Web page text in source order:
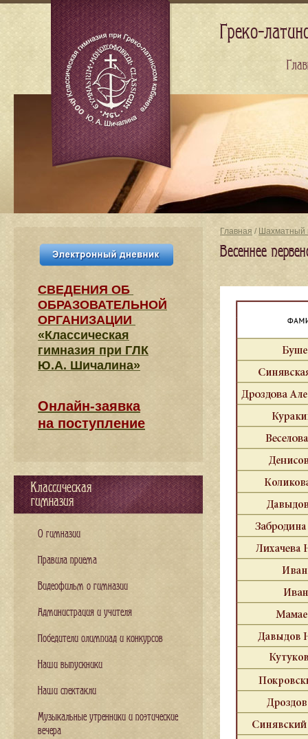
Главная / Шахматный
Весеннее
СВЕДЕНИЯ​ ОБ
ОБРАЗОВАТЕЛЬНОЙ
ОРГАНИЗАЦИИ
«Классическая
гимназия при ГЛК
Ю.А. Шичалина»
Онлайн-заявка
на поступление
Классическая
гимназия
О гимназии
Правила приема
Видеофильм о гимназии
Администрация и учителя
Победители олимпиад и конкурсов
Наши выпускники
Наши спектакли
Музыкальные утренники и поэтические
вечера
Греко-